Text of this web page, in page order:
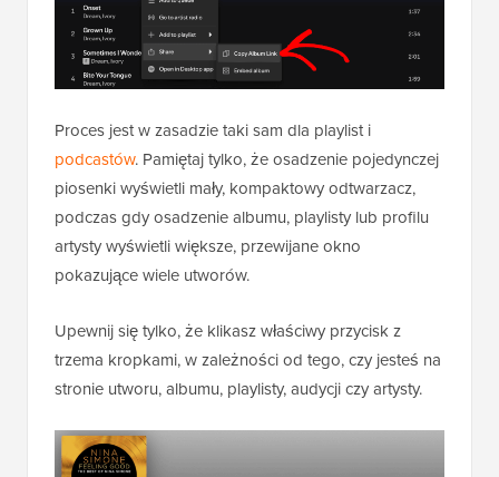
Proces jest w zasadzie taki sam dla playlist i
podcastów. Pamiętaj tylko, że osadzenie pojedynczej
piosenki wyświetli mały, kompaktowy odtwarzacz,
podczas gdy osadzenie albumu, playlisty lub profilu
artysty wyświetli większe, przewijane okno
pokazujące wiele utworów.
Upewnij się tylko, że klikasz właściwy przycisk z
trzema kropkami, w zależności od tego, czy jesteś na
stronie utworu, albumu, playlisty, audycji czy artysty.